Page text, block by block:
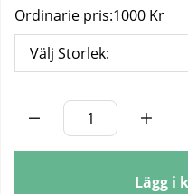
Ordinarie pris:1000 Kr
Välj Storlek:
Lägg i